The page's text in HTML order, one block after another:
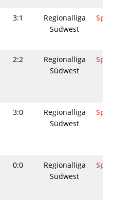
3:1
Regionalliga
Südwest
2:2
Regionalliga
Südwest
3:0
Regionalliga
Südwest
0:0
Regionalliga
Südwest